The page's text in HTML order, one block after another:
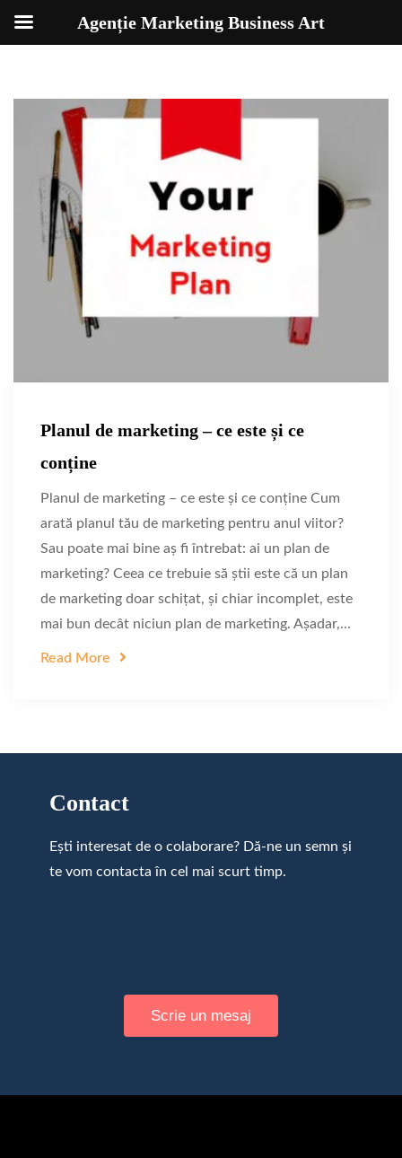
Planul de marketing – ce este și ce
conține
Planul de marketing – ce este și ce conține Cum
arată planul tău de marketing pentru anul viitor?
Sau poate mai bine aș fi întrebat: ai un plan de
marketing? Ceea ce trebuie să știi este că un plan
de marketing doar schițat, și chiar incomplet, este
mai bun decât niciun plan de marketing. Așadar,...
Read More
Contact
Ești interesat de o colaborare? Dă-ne un semn și
te vom contacta în cel mai scurt timp.
Scrie un mesaj
Agenție Marketing Business Art